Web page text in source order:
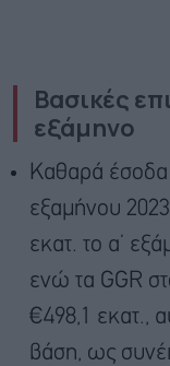
Βασικές
εξάμηνο
Καθαρά έσοδα
εξαμήνου
εκατ. το α’
ενώ τα GGR
€498,1 εκατ.,
βάση, ως